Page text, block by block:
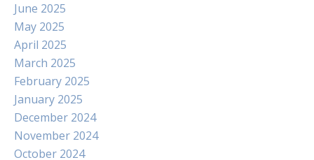
June 2025
May 2025
April 2025
March 2025
February 2025
January 2025
December 2024
November 2024
October 2024